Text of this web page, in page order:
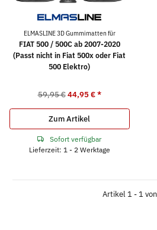
ELMASLINE 3D Gummimatten für
FIAT 500 / 500C ab 2007-2020
(Passt nicht in Fiat 500x oder Fiat
500 Elektro)
59,95 € 44,95 €*
Zum Artikel
Sofort verfügbar
Lieferzeit: 1 - 2 Werktage
Artikel 1 - 1